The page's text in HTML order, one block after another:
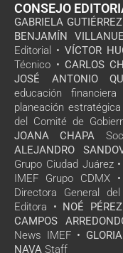
CONSEJO
GABRIELA
BENJAMÍN
Editorial • VÍCTOR
Técnico • CARLOS
JOSÉ ANTONIO
educación
planeación estratégica
del Comité de
JOANA CHAPA
ALEJANDRO
Grupo Ciudad Juárez •
IMEF Grupo CDMX •
Directora General
Editora • NOÉ PÉREZ
CAMPOS
News IMEF •
NAVA Staff